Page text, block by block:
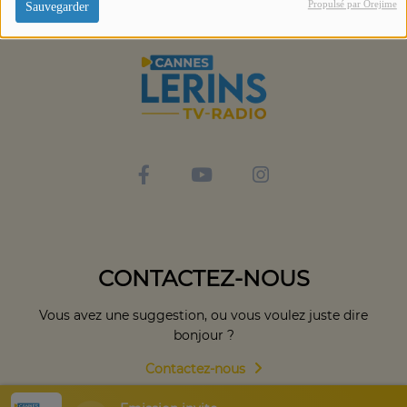
Sauvegarder Propulsé par Orejime
CONTACTEZ-NOUS
Vous avez une suggestion, ou vous voulez juste dire
bonjour ?
Contactez-nous